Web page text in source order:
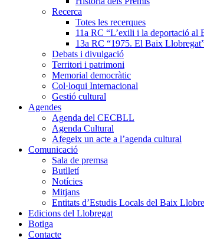
Recerca
Totes les recerques
11a RC “L’exili i la deportació al
13a RC “1975. El Baix
Debats i divulgació
Territori i patrimoni
Memorial democràtic
Col·loqui Internacional
Gestió cultural
Agendes
Agenda del CECBLL
Agenda Cultural
Afegeix un acte a l’agenda cultural
Comunicació
Sala de premsa
Butlletí
Notícies
Mitjans
Entitats d’Estudis Locals del Baix
Edicions del Llobregat
Botiga
Contacte